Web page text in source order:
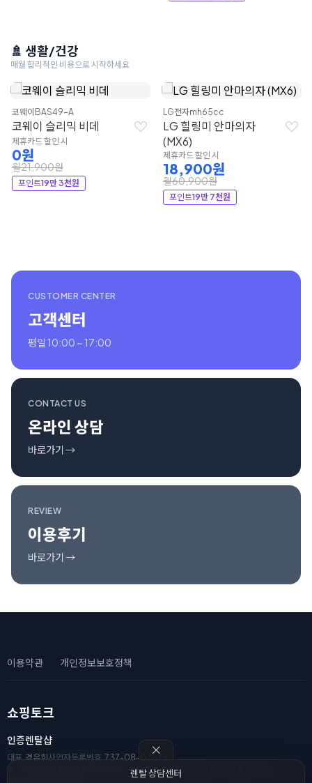
🚿 생활/건강
매월 합리적인 비용으로 시작하세요
코웨이 BAS49-A
코웨이 슬리믹 비데
제휴카드 할인 시
0원
월21,900원
포인트19만 3천원
LG전자mh65cc
LG 힐링미 안마의자
(MX6)
제휴카드 할인 시
18,900원
월60,900원
포인트19만 7천원
CUSTOMER CENTER
고객센터
평일 10:00 ~ 17:00
CONTACT US
온라인 상담
바로가기 →
REVIEW
이용후기
바로가기 →
이용약관 개인정보보호정책
쇼핑토크
인증렌탈샵
대표경은희사업자등록번호737-08-03575
주소
(62222) 전남광주통합특별시 광산구 풍영로330번길 34 104동 503호
렌탈 상담센터